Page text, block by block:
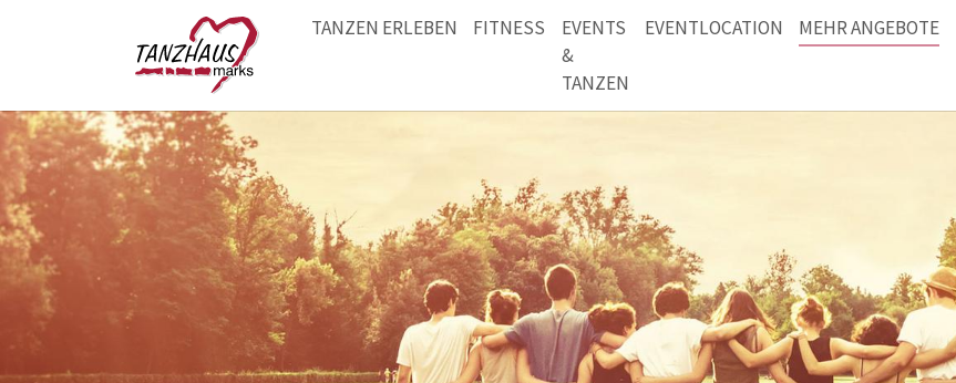
Zum Hauptinhalt springen
TANZEN ERLEBEN FITNESS
EVENTS
&
TANZEN
EVENTLOCATION MEHR ANGEBOTE